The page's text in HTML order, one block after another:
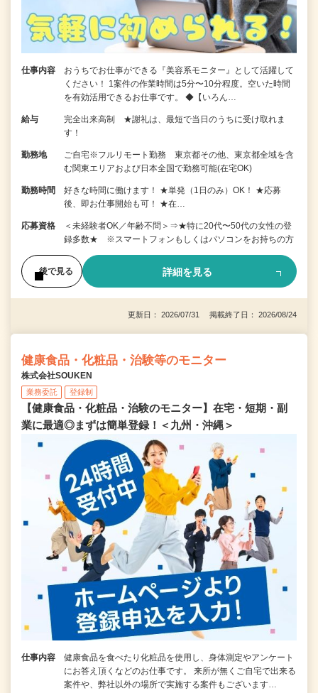
仕事内容
おうちでお仕事ができる『美容系モニター』として活躍して
ください！ 1案件の作業時間は5分〜10分程度。空いた時間
を有効活用できるお仕事です。 ◆【いろん…
給与
完全出来高制 ★謝礼は、最短で当日のうちに受け取れま
す！
勤務地
ご自宅※フルリモート勤務 東京都その他、東京都全域を含
む関東エリアおよび日本全国で勤務可能(在宅OK)
勤務時間
好きな時間に働けます！ ★単発（1日のみ）OK！ ★応募
後、即お仕事開始も可！ ★在…
応募資格
＜未経験者OK／年齢不問＞⇒★特に20代〜50代の女性の登
録多数★ ※スマートフォンもしくはパソコンをお持ちの方
後で見る 詳細を見る
更新日： 2026/07/31 掲載終了日： 2026/08/24
健康食品・化粧品・治験等のモニター
株式会社SOUKEN
業務委託 登録制
【健康食品・化粧品・治験のモニター】在宅・短期・副
業に最適◎まずは簡単登録！＜九州・沖縄＞
仕事内容
健康食品を食べたり化粧品を使用し、身体測定やアンケート
にお答え頂くなどのお仕事です。 来所が無くご自宅で出来る
案件や、弊社以外の場所で実施する案件もございます…